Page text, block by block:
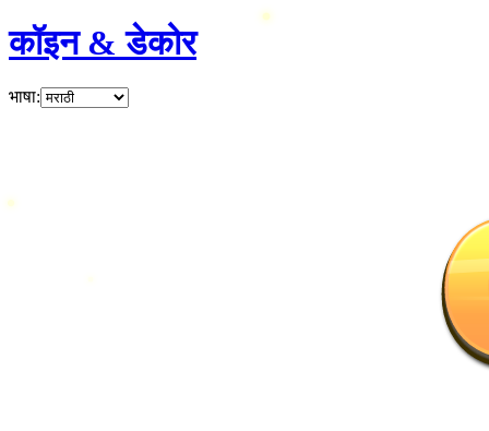
कॉइन & डेकोर
भाषा: